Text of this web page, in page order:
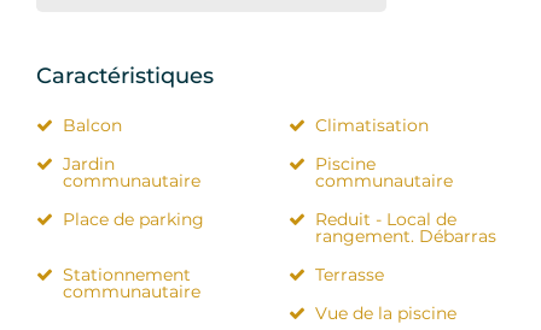
Caractéristiques
Balcon
Climatisation
Jardin
communautaire
Piscine
communautaire
Place de parking
Reduit - Local de
rangement. Débarras
Stationnement
communautaire
Terrasse
Vue de la piscine